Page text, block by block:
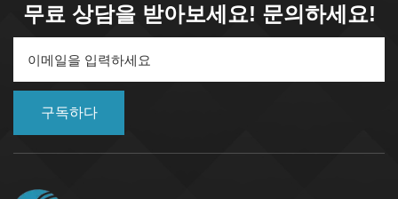
무료 상담을 받아보세요! 문의하세요!
구독하다